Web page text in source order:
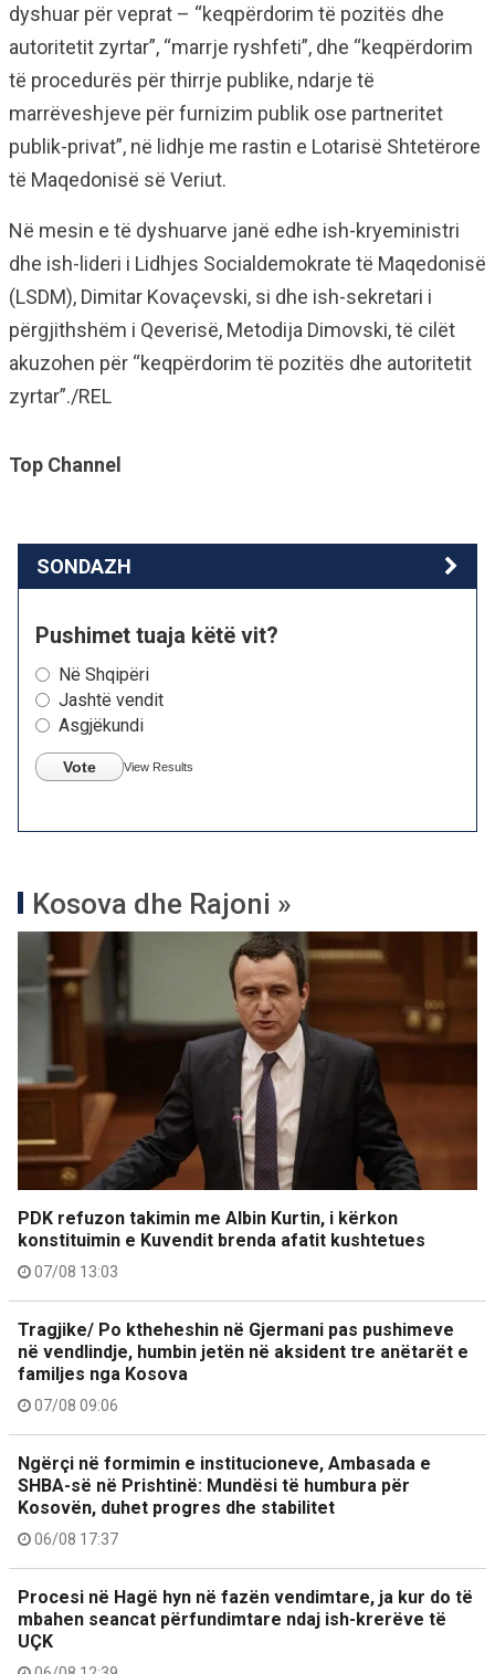
dyshuar për veprat – “keqpërdorim të pozitës dhe
autoritetit zyrtar”, “marrje ryshfeti”, dhe “keqpërdorim
të procedurës për thirrje publike, ndarje të
marrëveshjeve për furnizim publik ose partneritet
publik-privat”, në lidhje me rastin e Lotarisë Shtetërore
të Maqedonisë së Veriut.
Në mesin e të dyshuarve janë edhe ish-kryeministri
dhe ish-lideri i Lidhjes Socialdemokrate të Maqedonisë
(LSDM), Dimitar Kovaçevski, si dhe ish-sekretari i
përgjithshëm i Qeverisë, Metodija Dimovski, të cilët
akuzohen për “keqpërdorim të pozitës dhe autoritetit
zyrtar”./REL
Top Channel
SONDAZH
Pushimet tuaja këtë vit?
Në Shqipëri
Jashtë vendit
Asgjëkundi
Vote View Results
Kosova dhe Rajoni »
PDK refuzon takimin me Albin Kurtin, i kërkon
konstituimin e Kuvendit brenda afatit kushtetues
07/08 13:03
Tragjike/ Po ktheheshin në Gjermani pas pushimeve
në vendlindje, humbin jetën në aksident tre anëtarët e
familjes nga Kosova
07/08 09:06
Ngërçi në formimin e institucioneve, Ambasada e
SHBA-së në Prishtinë: Mundësi të humbura për
Kosovën, duhet progres dhe stabilitet
06/08 17:37
Procesi në Hagë hyn në fazën vendimtare, ja kur do të
mbahen seancat përfundimtare ndaj ish-krerëve të
UÇK